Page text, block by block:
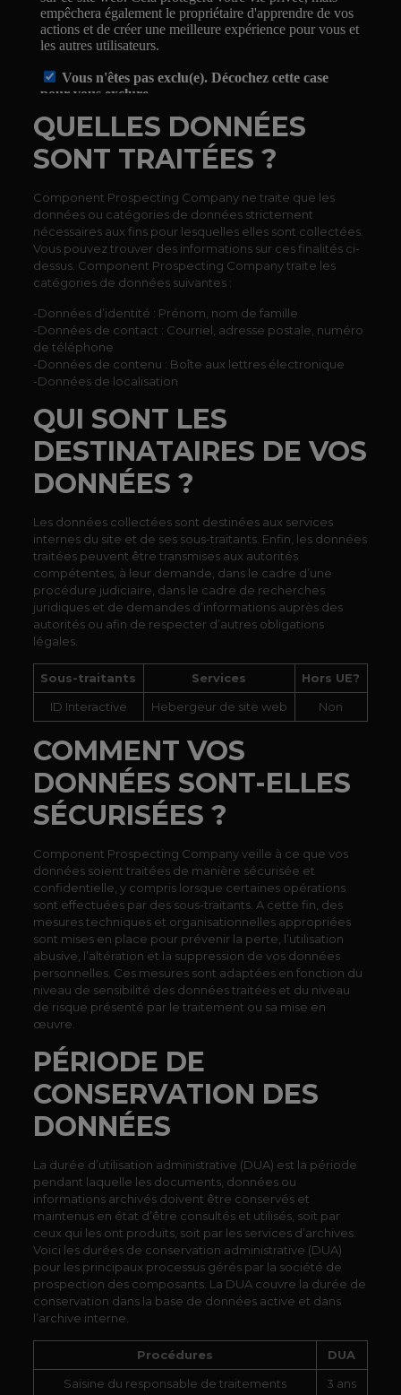
QUELLES DONNÉES
SONT TRAITÉES ?
Component Prospecting Company ne traite que les
données ou catégories de données strictement
nécessaires aux fins pour lesquelles elles sont collectées.
Vous pouvez trouver des informations sur ces finalités ci-
dessus. Component Prospecting Company traite les
catégories de données suivantes :
-Données d’identité : Prénom, nom de famille
-Données de contact : Courriel, adresse postale, numéro
de téléphone
-Données de contenu : Boîte aux lettres électronique
-Données de localisation
QUI SONT LES
DESTINATAIRES DE VOS
DONNÉES ?
Les données collectées sont destinées aux services
internes du site et de ses sous-traitants. Enfin, les données
traitées peuvent être transmises aux autorités
compétentes, à leur demande, dans le cadre d’une
procédure judiciaire, dans le cadre de recherches
juridiques et de demandes d’informations auprès des
autorités ou afin de respecter d’autres obligations
légales.
Sous-traitants Services
Hors UE?
ID Interactive
Hebergeur de site web Non
COMMENT VOS
DONNÉES SONT-ELLES
SÉCURISÉES ?
Component Prospecting Company veille à ce que vos
données soient traitées de manière sécurisée et
confidentielle, y compris lorsque certaines opérations
sont effectuées par des sous-traitants. A cette fin, des
mesures techniques et organisationnelles appropriées
sont mises en place pour prévenir la perte, l’utilisation
abusive, l’altération et la suppression de vos données
personnelles. Ces mesures sont adaptées en fonction du
niveau de sensibilité des données traitées et du niveau
de risque présenté par le traitement ou sa mise en
œuvre.
PÉRIODE DE
CONSERVATION DES
DONNÉES
La durée d’utilisation administrative (DUA) est la période
pendant laquelle les documents, données ou
informations archivés doivent être conservés et
maintenus en état d’être consultés et utilisés, soit par
ceux qui les ont produits, soit par les services d’archives.
Voici les durées de conservation administrative (DUA)
pour les principaux processus gérés par la société de
prospection des composants. La DUA couvre la durée de
conservation dans la base de données active et dans
l’archive interne.
Procédures
DUA
Saisine du responsable de traitements
3 ans